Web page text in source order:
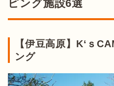
ピング施設6選
【伊豆高原】K‘ｓ
ング